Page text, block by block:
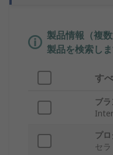
製品情報（複
製品を検索しま
す
ブ
プ
セ